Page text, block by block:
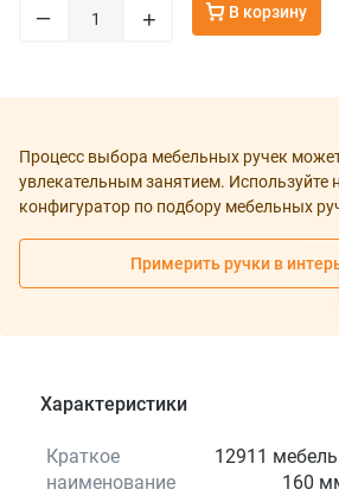
– + В корзину
Процесс выбора мебельных ручек
увлекательным занятием. Используйте
конфигуратор по подбору мебельных
Примерить ручки в
Характеристики
Краткое
наименование
12911
160